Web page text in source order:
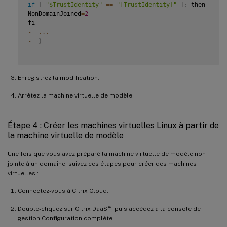
if
"$TrustIdentity" == "[TrustIdentity]" ;
then
NonDomainJoined=2
-
...
-
}
Enregistrez la modification.
Arrêtez la machine virtuelle de modèle.
Étape 4 : Créer les machines virtuelles Linux à partir de
la machine virtuelle de modèle
Une fois que vous avez préparé la machine virtuelle de modèle non
jointe à un domaine, suivez ces étapes pour créer des machines
virtuelles :
Connectez-vous à Citrix Cloud.
Double-cliquez sur Citrix DaaS ™, puis accédez à la console de
gestion Configuration complète.